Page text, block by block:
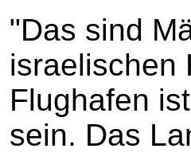
"Das sind
israelischen
Flughafen
sein. Das